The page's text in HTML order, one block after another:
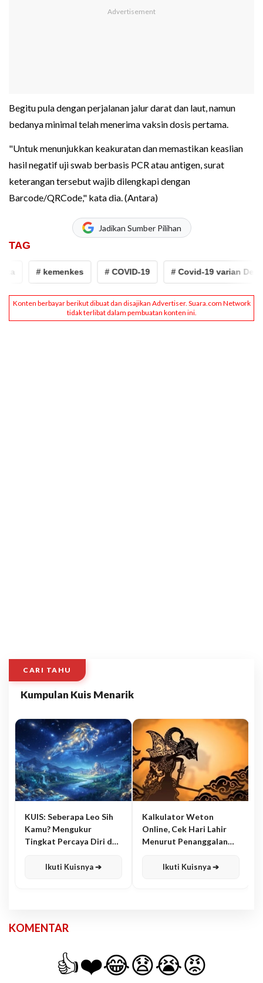
Begitu pula dengan perjalanan jalur darat dan laut, namun
bedanya minimal telah menerima vaksin dosis pertama.
"Untuk menunjukkan keakuratan dan memastikan keaslian
hasil negatif uji swab berbasis PCR atau antigen, surat
keterangan tersebut wajib dilengkapi dengan
Barcode/QRCode," kata dia. (Antara)
Jadikan Sumber Pilihan
TAG
# kemenkes # COVID-19 # Covid-19 varian Delta
CARI TAHU
Kumpulan Kuis Menarik
KUIS: Seberapa Leo Sih
Kamu? Mengukur
Tingkat Percaya Diri dan
Ikuti Kuisnya ➔
Kalkulator Weton
Online, Cek Hari Lahir
Menurut Penanggalan
Ikuti Kuisnya ➔
KOMENTAR
👍❤️😂😧😭😡